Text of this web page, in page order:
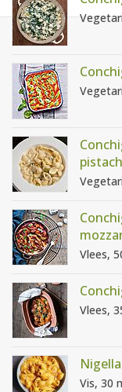
Vlees,
Vlees,
Vis, 30